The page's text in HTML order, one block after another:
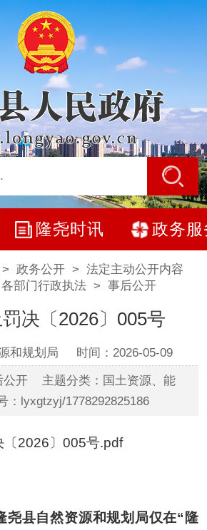
隆尧时讯 政务服
> 政务公开> 法定主动公开内容
各部门行政执法> 事后公开
决〔2026〕005号
和规划局 时间：2026-05-09
公开 主题分类：国土资源、能
lyxgtzyj/1778292825186
〔2026〕005号.pdf
尧县自然资源和规划局仅在“隆